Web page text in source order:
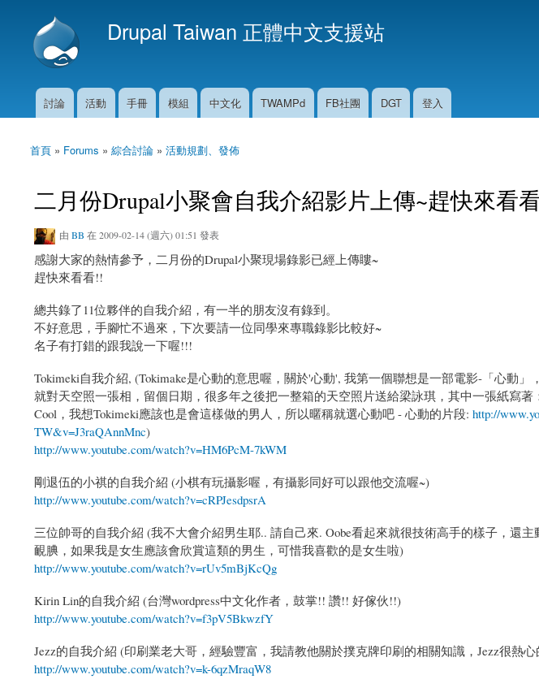
Drupal Taiwan 正體中文支援站
主選單
討論 活動 手冊 模組 中文化 TWAMPd FB社團 DGT 登入
您在這裡
首頁 » Forums » 綜合討論 » 活動規劃、發佈
二月份Drupal小聚會自我介紹影片上傳~趕快來看
由 BB 在 2009-02-14 (週六) 01:51 發表
感謝大家的熱情參予，二月份的Drupal小聚現場錄影已經上傳瞜~
趕快來看看!!
總共錄了11位夥伴的自我介紹，有一半的朋友沒有錄到。
不好意思，手腳忙不過來，下次要請一位同學來專職錄影比較好~
名子有打錯的跟我說一下喔!!!
Tokimeki自我介紹, (Tokimake是心動的意思喔，關於'心動', 我第一個聯想是一部電影-「心動
就對天空照一張相，留個日期，很多年之後把一整箱的天空照片送給梁詠琪，其中一張紙寫
Cool，我想Tokimeki應該也是會這樣做的男人，所以暱稱就選心動吧 - 心動的片段: http://
TW&v=J3raQAnnMnc)
http://www.youtube.com/watch?v=HM6PcM-7kWM
剛退伍的小祺的自我介紹 (小棋有玩攝影喔，有攝影同好可以跟他交流喔~)
http://www.youtube.com/watch?v=cRPJesdpsrA
三位帥哥的自我介紹 (我不大會介紹男生耶.. 請自己來. Oobe看起來就很技術高手的樣子，還
靦腆，如果我是女生應該會欣賞這類的男生，可惜我喜歡的是女生啦)
http://www.youtube.com/watch?v=rUv5mBjKcQg
Kirin Lin的自我介紹 (台灣wordpress中文化作者，鼓掌!! 讚!! 好傢伙!!)
http://www.youtube.com/watch?v=f3pV5BkwzfY
Jezz的自我介紹 (印刷業老大哥，經驗豐富，我請教他關於撲克牌印刷的相關知識，Jezz很熱
http://www.youtube.com/watch?v=k-6qzMraqW8